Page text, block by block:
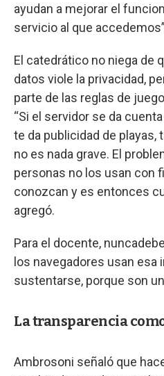
ayudan a mejorar el
servicio al que
El catedrático no niega de
datos viole la privacidad,
parte de las reglas de
“Si el servidor se da
te da publicidad de playas,
no es nada grave. El
personas no los usan con
conozcan y es entonces
agregó.
Para el docente,
los navegadores usan esa
sustentarse, porque son
La transparencia
Ambrosoni señaló que